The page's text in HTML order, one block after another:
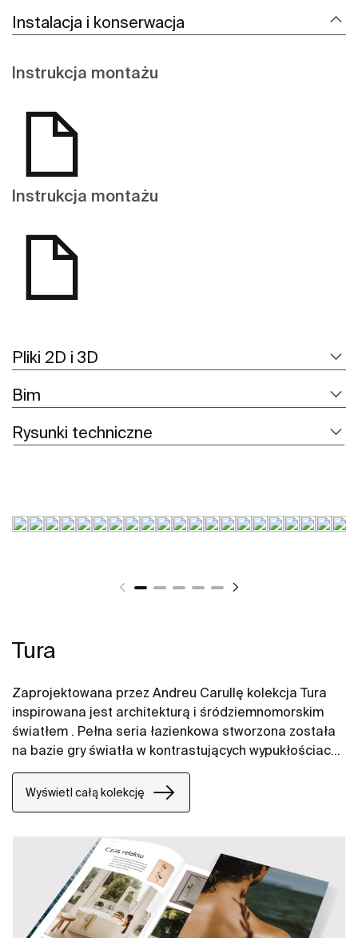
Instalacja i konserwacja
Instrukcja montażu
Instrukcja montażu
Pliki 2D i 3D
Bim
Rysunki techniczne
Tura
Zaprojektowana przez Andreu Carullę kolekcja Tura
inspirowana jest architekturą i śródziemnomorskim
światłem . Pełna seria łazienkowa stworzona została
na bazie gry światła w kontrastujących wypukłościach
i zagłębieniach. Nawiązuje do tradycji barcelońskich
architektów. Innowacyjność i zrównoważony rozwój
można odnaleźć na wielu płaszczyznach począwszy
pochodzących z recyklingu i opakowań wolnych od
Wyświetl całą kolekcję